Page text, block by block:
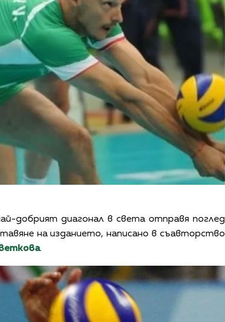
добрият диагонал в света отправя поглед
на изданието, написано в съавторство
.